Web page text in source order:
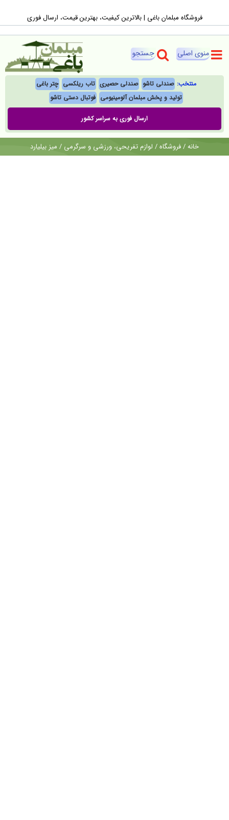
to
content
فروشگاه مبلمان باغی |‌ بالاترین کیفیت، بهترین قیمت، ارسال فوری
منتخب: صندلی تاشو صندلی حصیری تاب ریلکسی چتر باغی
تولید و پخش مبلمان آلومینیومی فوتبال‌ دستی تاشو
ارسال فوری به سراسر کشور
خانه/فروشگاه/ لوازم تفریحی، ورزشی و سرگرمی / میز بیلیارد